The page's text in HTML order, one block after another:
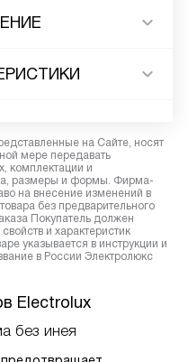
на Сайте, носят
мере передавать
комплектации и
размеры и формы. Фирма-
на внесение изменений в
без предварительного
Покупатель должен
и характеристик
указывается в инструкции и
в России Электролюкс
Electrolux
без инея